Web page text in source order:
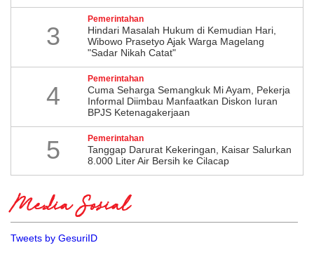
3
Pemerintahan
Hindari Masalah Hukum di Kemudian Hari,
Wibowo Prasetyo Ajak Warga Magelang
"Sadar Nikah Catat"
4
Pemerintahan
Cuma Seharga Semangkuk Mi Ayam, Pekerja
Informal Diimbau Manfaatkan Diskon Iuran
BPJS Ketenagakerjaan
5 Pemerintahan
Tanggap Darurat Kekeringan, Kaisar Salurkan
8.000 Liter Air Bersih ke Cilacap
Media Sosial
Tweets by GesuriID